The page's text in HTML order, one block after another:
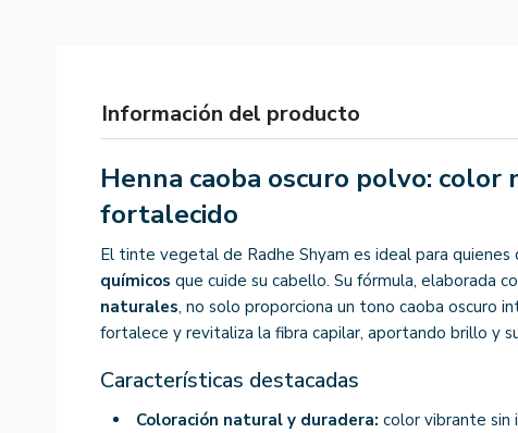
Información del producto
Henna caoba oscuro polvo:
fortalecido
El tinte vegetal de Radhe Shyam es ideal para quienes
químicos que cuide su cabello. Su fórmula, elaborada
naturales, no solo proporciona un tono caoba oscuro
fortalece y revitaliza la fibra capilar, aportando brillo y
Características destacadas
Coloración natural y duradera: color vibrante